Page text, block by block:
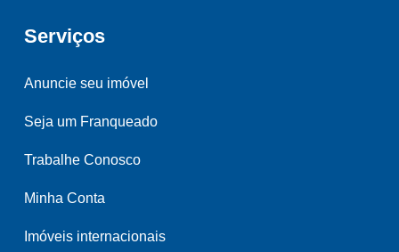
Serviços
Anuncie seu imóvel
Seja um Franqueado
Trabalhe Conosco
Minha Conta
Imóveis internacionais